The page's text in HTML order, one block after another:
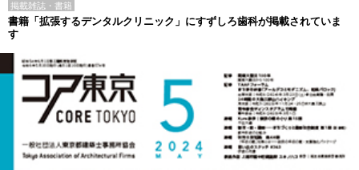
掲載雑誌・書籍
書籍「拡張するデンタルクリニック」にすずしろ歯科が掲載されていま
す